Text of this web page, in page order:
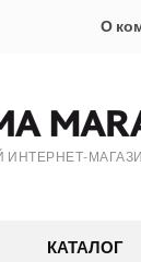
О
КАТАЛОГ